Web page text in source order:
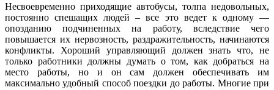
Несвоевременно приходящие автобусы, толпа недовольных,
постоянно спешащих людей – все это ведет к одному —
опозданию подчиненных на работу, вследствие чего
повышается их нервозность, раздражительность, начинаются
конфликты. Хороший управляющий должен знать что, не
только работники должны думать о том, как добраться на
место работы, но и он сам должен обеспечивать им
максимально удобный способ поездки до работы. Многие при